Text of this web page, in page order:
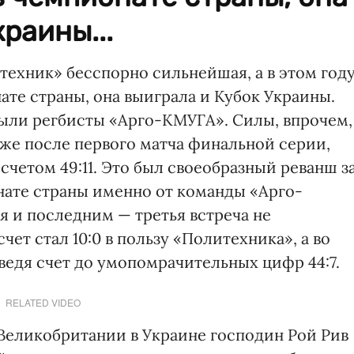
бесспорно сильнейшая, а в этом
страны, она выиграла и Кубок Украины.
регбисты «Арго-КМУГА». Силы, впрочем,
после первого матча финальной серии,
49:11. Это был своеобразный реванш
страны именно от команды «Арго-
и последним — третья встреча не
стал 10:0 в пользу «Политехника», а во
счет до умопомрачительных цифр 44:7.
RELATED VIDEO
в Украине господин Рой Рив